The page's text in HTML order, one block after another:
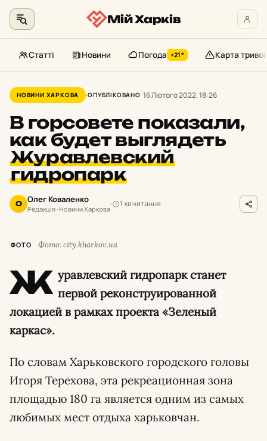
до
контенту
Мій Харків
Статті Новини Погода +21° Карта тривог
НОВИНИ ХАРКОВА ОПУБЛІКОВАНО 16 Лютого 2022, 18:26
В горсовете показали,
как будет выглядеть
Журавлевский
гидропарк
О Олег Коваленко
Редакція · Новини Харкова
1 хв читання
ФОТО Фото: city.kharkov.ua
Ж уравлевский гидропарк станет
первой реконструированной
локацией в рамках проекта «Зеленый
каркас».
По словам Харьковского городского головы
Игоря Терехова, эта рекреационная зона
площадью 180 га является одним из самых
любимых мест отдыха харьковчан.